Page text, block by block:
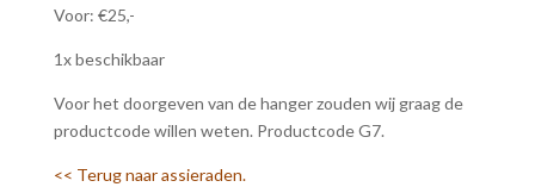
Voor: €25,-
1x beschikbaar
Voor het doorgeven van de hanger zouden wij graag de
productcode willen weten. Productcode G7.
<< Terug naar assieraden.